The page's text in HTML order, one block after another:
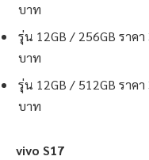
บาท
รุ่น 12GB / 256GB ราค
บาท
รุ่น 12GB / 512GB ราค
บาท
vivo S17